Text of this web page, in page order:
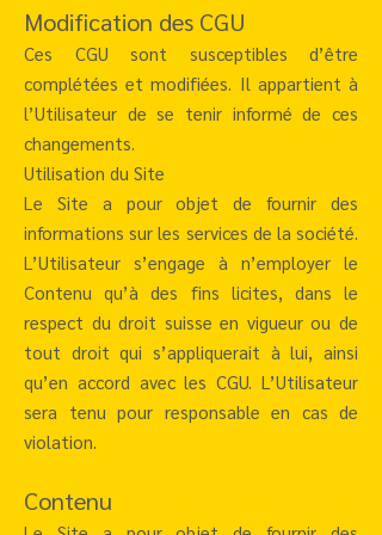
Modification des CGU
Ces CGU sont susceptibles d’être
complétées et modifiées. Il appartient à
l’Utilisateur de se tenir informé de ces
changements.
Utilisation du Site
Le Site a pour objet de fournir des
informations sur les services de la société.
L’Utilisateur s’engage à n’employer le
Contenu qu’à des fins licites, dans le
respect du droit suisse en vigueur ou de
tout droit qui s’appliquerait à lui, ainsi
qu’en accord avec les CGU. L’Utilisateur
sera tenu pour responsable en cas de
violation.
Contenu